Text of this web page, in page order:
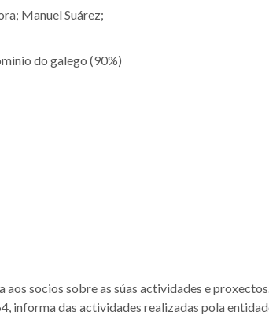
Manuel Suárez;
do galego (90%)
aos socios sobre as súas actividades e
informa das actividades realizadas pola